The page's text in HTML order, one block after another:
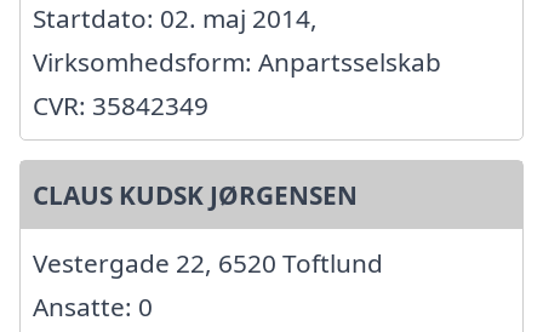
Startdato: 02. maj 2014,
Virksomhedsform: Anpartsselskab
CVR: 35842349
CLAUS KUDSK JØRGENSEN
Vestergade 22, 6520 Toftlund
Ansatte: 0